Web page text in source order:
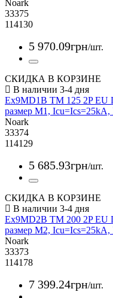
Noark
33375
114130
5 970.09грн/шт.
СКИДКА В КОРЗИНЕ
Ex9MD1B TM 125 2P EU
размер M1,
Noark
33374
114129
5 685.93грн/шт.
СКИДКА В КОРЗИНЕ
Ex9MD2B TM 200 2P EU
размер M2,
Noark
33373
114178
7 399.24грн/шт.